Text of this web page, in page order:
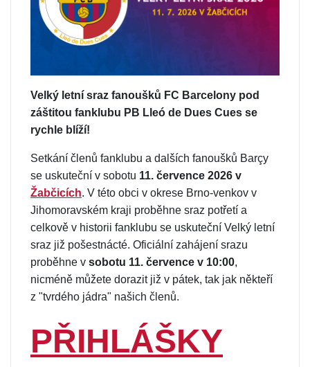
Velký letní sraz fanoušků FC Barcelony pod
záštitou fanklubu PB Lleó de Dues Cues se
rychle blíží!
Setkání členů fanklubu a dalších fanoušků Barçy
se uskuteční v sobotu 11. července 2026 v
Žabčicích. V této obci v okrese Brno-venkov v
Jihomoravském kraji proběhne sraz potřetí a
celkově v historii fanklubu se uskuteční Velký letní
sraz již pošestnácté. Oficiální zahájení srazu
proběhne v sobotu 11. července v 10:00,
nicméně můžete dorazit již v pátek, tak jak někteří
z "tvrdého jádra" našich členů.
PŘIHLÁŠKY